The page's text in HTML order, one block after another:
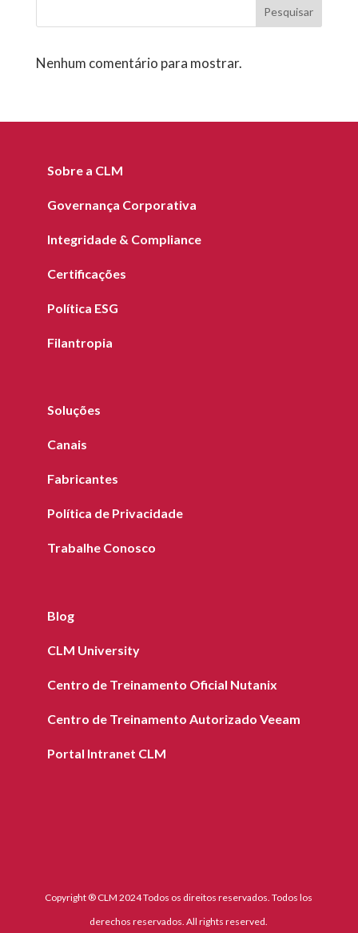
Pesquisar
Nenhum comentário para mostrar.
Sobre a CLM
Governança Corporativa
Integridade & Compliance
Certificações
Política ESG
Filantropia
Soluções
Canais
Fabricantes
Política de Privacidade
Trabalhe Conosco
Blog
CLM University
Centro de Treinamento Oficial Nutanix
Centro de Treinamento Autorizado Veeam
Portal Intranet CLM
Copyright ® CLM 2024 Todos os direitos reservados. Todos los
derechos reservados. All rights reserved.